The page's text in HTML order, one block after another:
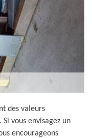
des valeurs
vous envisagez un
encourageons